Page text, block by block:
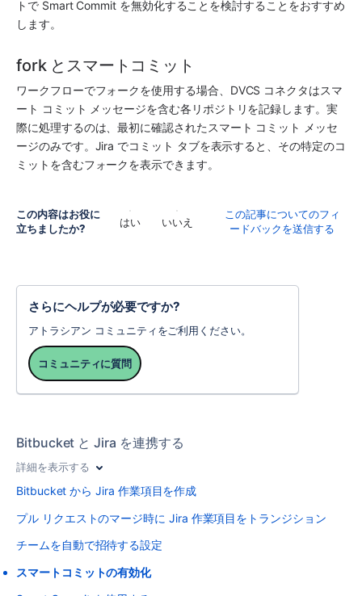
トで Smart Commit を無効化することを検討することをおすすめ
します。
fork とスマートコミット
ワークフローでフォークを使用する場合、DVCS コネクタはスマ
ート コミット メッセージを含む各リポジトリを記録します。実
際に処理するのは、最初に確認されたスマート コミット メッセ
ージのみです。 Jira でコミット タブを表示すると、その特定のコ
ミットを含むフォークを表示できます。
この内容はお役に
立ちましたか?
はい いいえ
この記事についてのフィ
ードバックを送信する
さらにヘルプが必要ですか?
アトラシアン コミュニティをご利用ください。
コミュニティに質問
Bitbucket と Jira を連携する
詳細を表示する
Bitbucket から Jira 作業項目を作成
プル リクエストのマージ時に Jira 作業項目をトランジション
チームを自動で招待する設定
スマートコミットの有効化